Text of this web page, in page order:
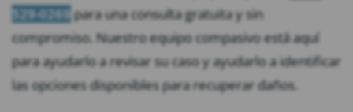
529-0269para una consulta gratuita y sin
compromiso. Nuestro equipo compasivo está aquí
para ayudarlo a revisar su caso y ayudarlo a identificar
las opciones disponibles para recuperar daños.